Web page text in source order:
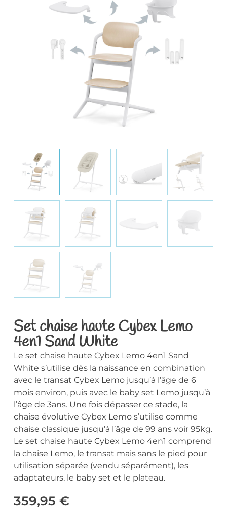
Set chaise haute Cybex Lemo
4en1 Sand White
Le set chaise haute Cybex Lemo 4en1 Sand
White s’utilise dès la naissance en combination
avec le transat Cybex Lemo jusqu’à l’âge de 6
mois environ, puis avec le baby set Lemo jusqu’à
l’âge de 3ans. Une fois dépasser ce stade, la
chaise évolutive Cybex Lemo s’utilise comme
chaise classique jusqu’à l’âge de 99 ans voir 95kg.
Le set chaise haute Cybex Lemo 4en1 comprend
la chaise Lemo, le transat mais sans le pied pour
utilisation séparée (vendu séparément), les
adaptateurs, le baby set et le plateau.
359,95 €